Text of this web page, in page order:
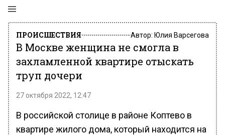
ПРОИСШЕСТВИЯ Автор: Юлия Варсегова
В Москве женщина не смогла в
захламленной квартире отыскать
труп дочери
27 октября 2022, 12:47
В российской столице в районе Коптево в
квартире жилого дома, который находится на